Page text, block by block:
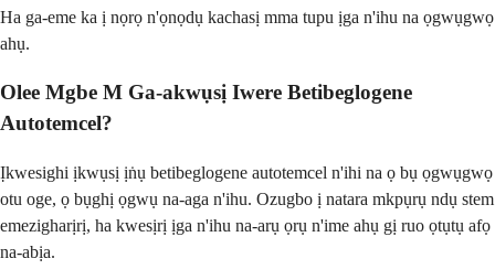
Ha ga-eme ka ị nọrọ n'ọnọdụ kachasị mma tupu ịga n'ihu na ọgwụgwọ
ahụ.
Olee Mgbe M Ga-akwụsị Iwere Betibeglogene
Autotemcel?
Ịkwesighi ịkwụsị ịṅụ betibeglogene autotemcel n'ihi na ọ bụ ọgwụgwọ
otu oge, ọ bụghị ọgwụ na-aga n'ihu. Ozugbo ị natara mkpụrụ ndụ stem
emezigharịrị, ha kwesịrị ịga n'ihu na-arụ ọrụ n'ime ahụ gị ruo ọtụtụ afọ
na-abịa.